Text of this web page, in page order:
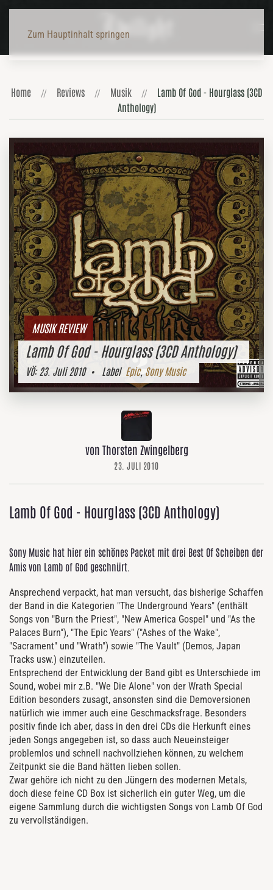
Zum Hauptinhalt springen
Home Reviews Musik
Lamb Of God - Hourglass (3CD
Anthology)
MUSIK REVIEW
Lamb Of God - Hourglass (3CD Anthology)
VÖ:23. Juli 2010• Label Epic, Sony Music
von Thorsten Zwingelberg
23. JULI 2010
Lamb Of God - Hourglass (3CD Anthology)
Sony Music hat hier ein schönes Packet mit drei Best Of Scheiben der
Amis von Lamb of God geschnürt.
Ansprechend verpackt, hat man versucht, das bisherige Schaffen
der Band in die Kategorien "The Underground Years" (enthält
Songs von "Burn the Priest", "New America Gospel" und "As the
Palaces Burn"), "The Epic Years" ("Ashes of the Wake",
"Sacrament" und "Wrath") sowie "The Vault" (Demos, Japan
Tracks usw.) einzuteilen.
Entsprechend der Entwicklung der Band gibt es Unterschiede im
Sound, wobei mir z.B. "We Die Alone" von der Wrath Special
Edition besonders zusagt, ansonsten sind die Demoversionen
natürlich wie immer auch eine Geschmacksfrage. Besonders
positiv finde ich aber, dass in den drei CDs die Herkunft eines
jeden Songs angegeben ist, so dass auch Neueinsteiger
problemlos und schnell nachvollziehen können, zu welchem
Zeitpunkt sie die Band hätten lieben sollen.
Zwar gehöre ich nicht zu den Jüngern des modernen Metals,
doch diese feine CD Box ist sicherlich ein guter Weg, um die
eigene Sammlung durch die wichtigsten Songs von Lamb Of God
zu vervollständigen.